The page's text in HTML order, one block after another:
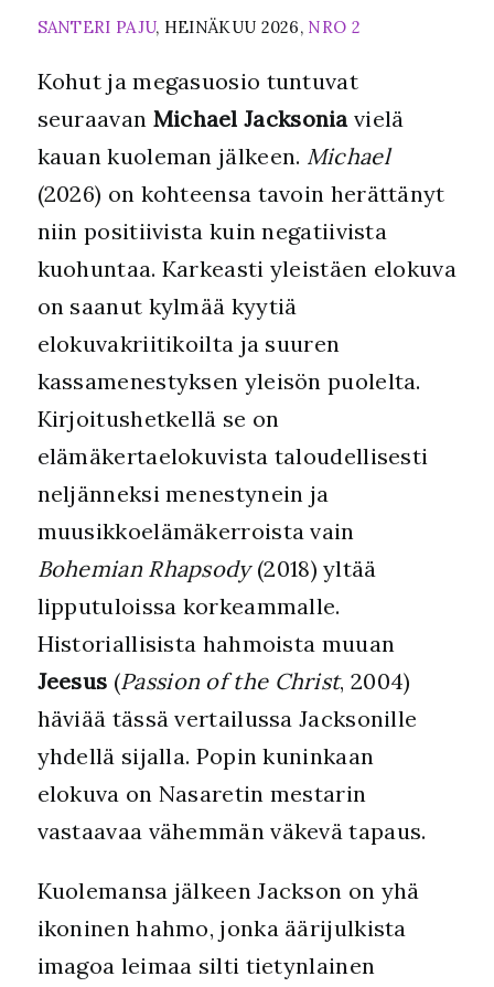
SANTERI PAJU, HEINÄKUU 2026, NRO 2
Kohut ja megasuosio tuntuvat
seuraavan Michael Jacksonia vielä
kauan kuoleman jälkeen. Michael
(2026) on kohteensa tavoin herättänyt
niin positiivista kuin negatiivista
kuohuntaa. Karkeasti yleistäen elokuva
on saanut kylmää kyytiä
elokuvakriitikoilta ja suuren
kassamenestyksen yleisön puolelta.
Kirjoitushetkellä se on
elämäkertaelokuvista taloudellisesti
neljänneksi menestynein ja
muusikkoelämäkerroista vain
Bohemian Rhapsody(2018) yltää
lipputuloissa korkeammalle.
Historiallisista hahmoista muuan
Jeesus (Passion of the Christ, 2004)
häviää tässä vertailussa Jacksonille
yhdellä sijalla. Popin kuninkaan
elokuva on Nasaretin mestarin
vastaavaa vähemmän väkevä tapaus.
Kuolemansa jälkeen Jackson on yhä
ikoninen hahmo, jonka äärijulkista
imagoa leimaa silti tietynlainen